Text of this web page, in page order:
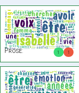
1 1
Prose: